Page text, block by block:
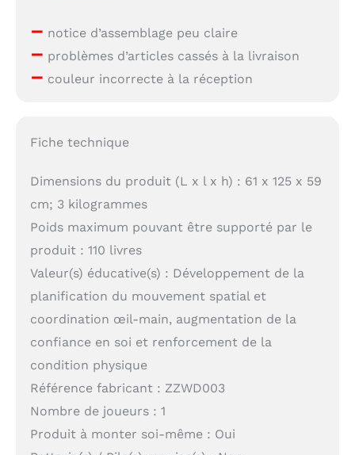
– notice d’assemblage peu claire
– problèmes d’articles cassés à la livraison
– couleur incorrecte à la réception
Fiche technique
Dimensions du produit (L x l x h) : 61 x 125 x 59
cm; 3 kilogrammes
Poids maximum pouvant être supporté par le
produit : 110 livres
Valeur(s) éducative(s) : Développement de la
planification du mouvement spatial et
coordination œil-main, augmentation de la
confiance en soi et renforcement de la
condition physique
Référence fabricant : ZZWD003
Nombre de joueurs : 1
Produit à monter soi-même : Oui